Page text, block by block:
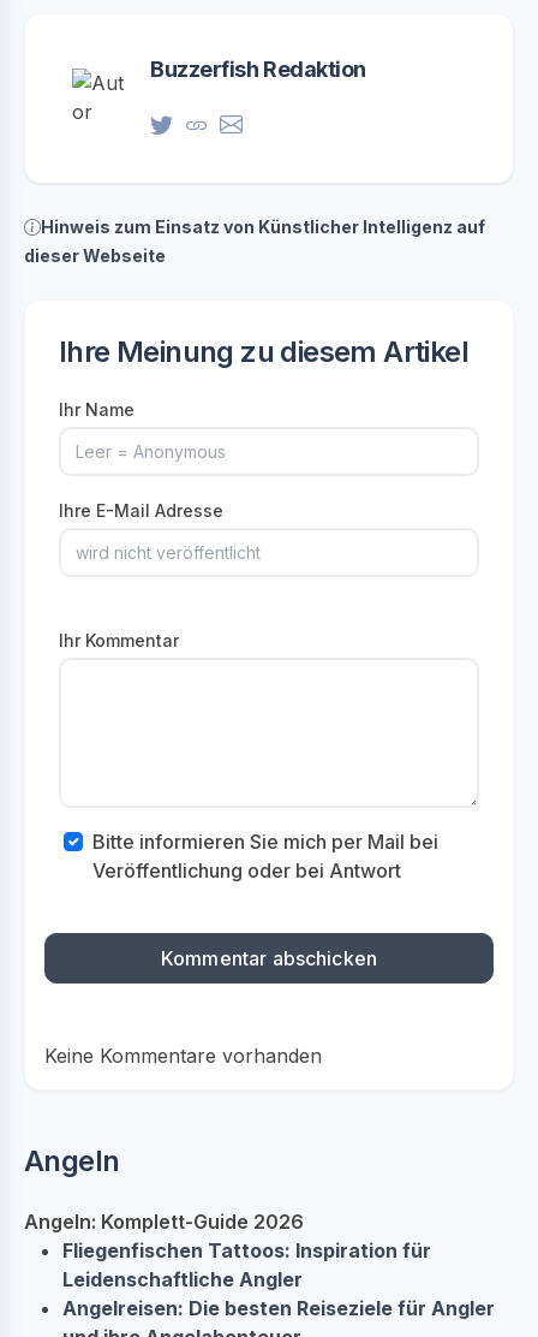
Buzzerfish Redaktion
Hinweis zum Einsatz von Künstlicher Intelligenz auf
dieser Webseite
Ihre Meinung zu diesem Artikel
Ihr Name
Ihre E-Mail Adresse
Ihr Kommentar
Bitte informieren Sie mich per Mail bei
Veröffentlichung oder bei Antwort
Keine Kommentare vorhanden
Angeln
Angeln: Komplett-Guide 2026
Fliegenfischen Tattoos: Inspiration für
Leidenschaftliche Angler
Angelreisen: Die besten Reiseziele für Angler